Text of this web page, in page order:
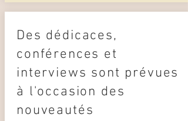
Des dédicaces,
conférences et
interviews sont prévues
à l'occasion des
nouveautés